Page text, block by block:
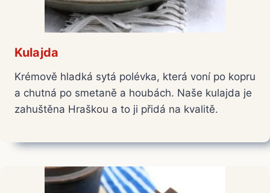
Kulajda
Krémově hladká sytá polévka, která voní po kopru
a chutná po smetaně a houbách. Naše kulajda je
zahuštěna Hraškou a to ji přidá na kvalitě.